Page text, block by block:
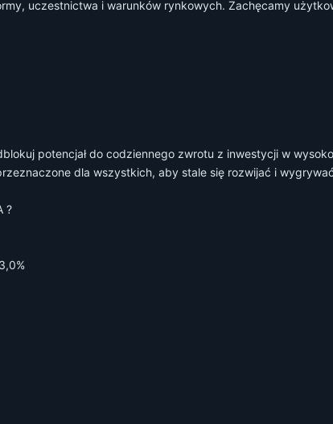
uczestnictwa i warunków rynkowych. Zachęcamy
potencjał do codziennego zwrotu z inwestycji w
dla wszystkich, aby stale się rozwijać i
?